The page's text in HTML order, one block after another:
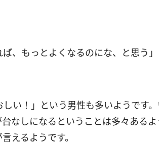
、もっとよくなるのにな、と思う
い！」という男性も多いようです
なしになるということは多々ある
えるようです。